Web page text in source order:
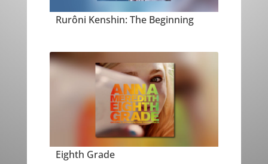
Rurôni Kenshin: The Beginning
Eighth Grade